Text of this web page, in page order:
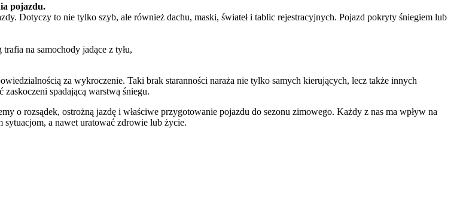
pojazdu.
Dotyczy to nie tylko szyb, ale również dachu, maski, świateł i tablic rejestracyjnych. Pojazd pokryty śniegiem lub
na samochody jadące z tyłu,
za wykroczenie. Taki brak staranności naraża nie tylko samych kierujących, lecz także innych
spadającą warstwą śniegu.
o rozsądek, ostrożną jazdę i właściwe przygotowanie pojazdu do sezonu zimowego. Każdy z nas ma wpływ na
a nawet uratować zdrowie lub życie.